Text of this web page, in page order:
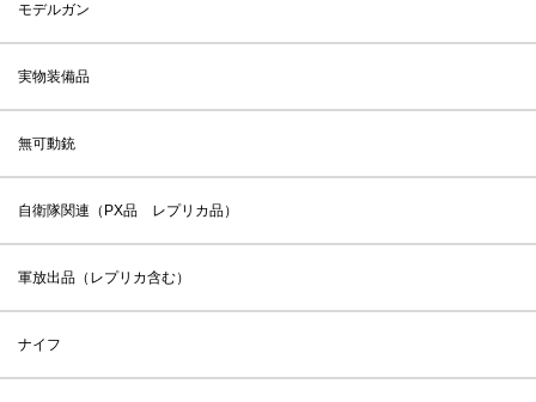
モデルガン
実物装備品
無可動銃
自衛隊関連（PX品 レプリカ品）
軍放出品（レプリカ含む）
ナイフ